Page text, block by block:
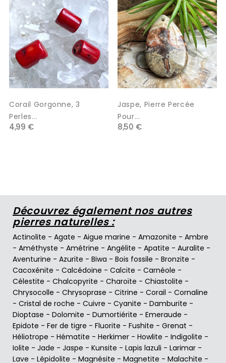
Corail Gorgonne, 3
Perles...
4,99 €
Jaspe, Pierre Percée
Pour...
8,50 €
Découvrez également nos autres
pierres naturelles :
Actinolite - Agate - Aigue marine - Amazonite - Ambre
- Améthyste - Amétrine - Angélite - Apatite - Auralite -
Aventurine - Azurite - Biwa - Bois fossile - Bronzite -
Cacoxénite - Calcédoine - Calcite - Carnéole -
Célestite - Chalcopyrite - Charoïte - Chiastolite -
Chrysocolle - Chrysoprase - Citrine - Corail - Cornaline
- Cristal de roche - Cuivre - Cyanite - Damburite -
Dioptase - Dolomite - Dumortiérite - Emeraude -
Epidote - Fer de tigre - Fluorite - Fushite - Grenat -
Héliotrope - Hématite - Herkimer - Howlite - Indigolite -
Iolite - Jade - Jaspe - Kunsite - Lapis lazuli - Larimar -
Lave - Lépidolite - Magnésite - Magnetite - Malachite -